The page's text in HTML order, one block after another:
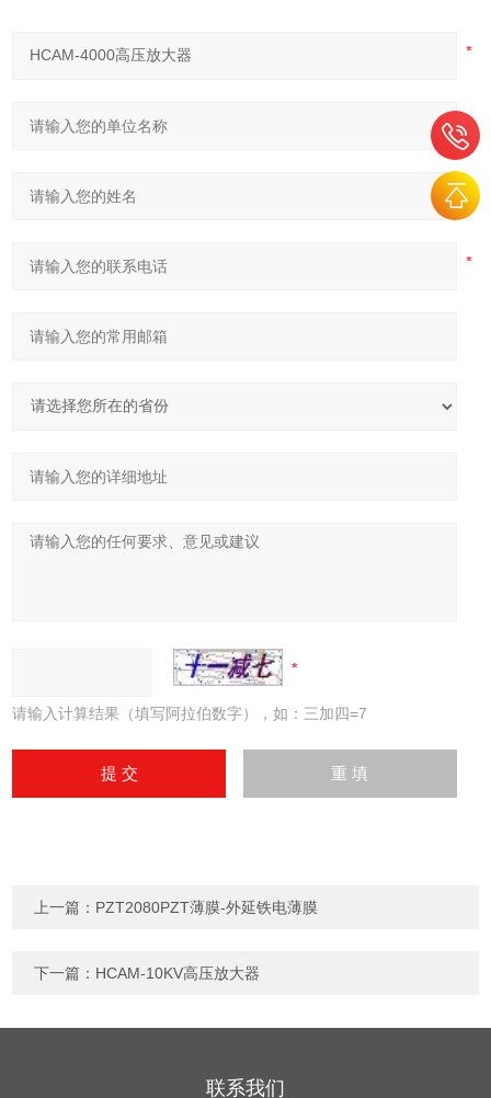
请输入计算结果（填写阿拉伯数字），如：三加四=7
上一篇： PZT2080PZT薄膜-外延铁电薄膜
下一篇： HCAM-10KV高压放大器
联系我们